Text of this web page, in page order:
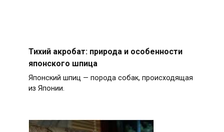
Тихий акробат: природа и особенности
японского шпица
Японский шпиц — порода собак, происходящая
из Японии.